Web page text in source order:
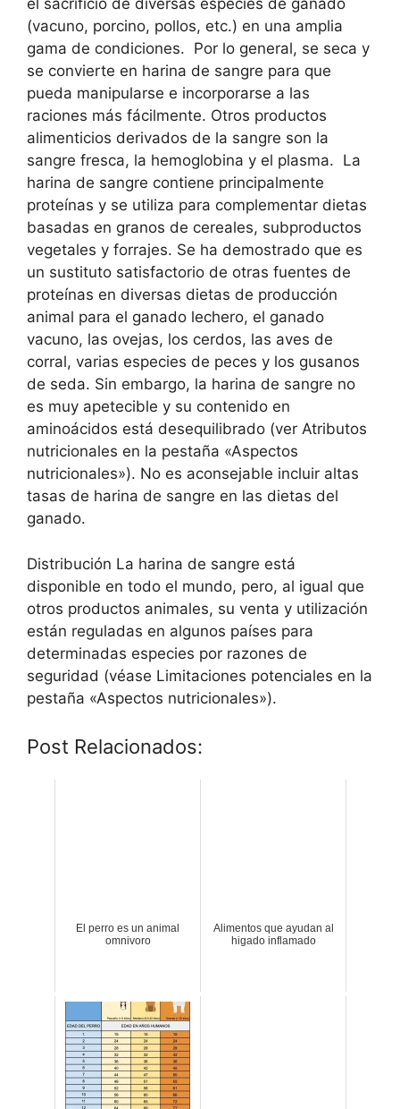
el sacrificio de diversas especies de ganado
(vacuno, porcino, pollos, etc.) en una amplia
gama de condiciones. Por lo general, se seca y
se convierte en harina de sangre para que
pueda manipularse e incorporarse a las
raciones más fácilmente. Otros productos
alimenticios derivados de la sangre son la
sangre fresca, la hemoglobina y el plasma. La
harina de sangre contiene principalmente
proteínas y se utiliza para complementar dietas
basadas en granos de cereales, subproductos
vegetales y forrajes. Se ha demostrado que es
un sustituto satisfactorio de otras fuentes de
proteínas en diversas dietas de producción
animal para el ganado lechero, el ganado
vacuno, las ovejas, los cerdos, las aves de
corral, varias especies de peces y los gusanos
de seda. Sin embargo, la harina de sangre no
es muy apetecible y su contenido en
aminoácidos está desequilibrado (ver Atributos
nutricionales en la pestaña «Aspectos
nutricionales»). No es aconsejable incluir altas
tasas de harina de sangre en las dietas del
ganado.
Distribución La harina de sangre está
disponible en todo el mundo, pero, al igual que
otros productos animales, su venta y utilización
están reguladas en algunos países para
determinadas especies por razones de
seguridad (véase Limitaciones potenciales en la
pestaña «Aspectos nutricionales»).
Post Relacionados:
El perro es un animal
omnivoro
Alimentos que ayudan al
higado inflamado